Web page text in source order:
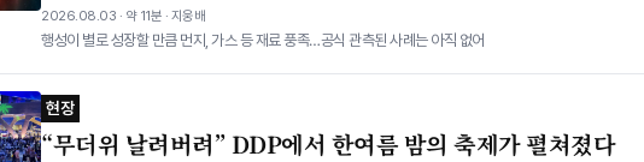
2026.08.03 · 약 11분 · 지웅배
행성이 별로 성장할 만큼 먼지, 가스 등 재료 풍족…공식 관측된 사례는 아직 없어
현장
“무더위 날려버려” DDP에서 한여름 밤의 축제가 펼쳐졌다